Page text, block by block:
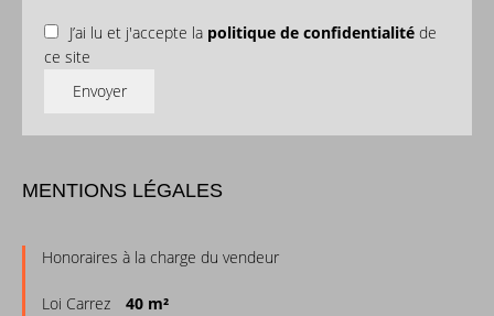
J’ai lu et j'accepte la politique de confidentialité de
ce site
Envoyer
MENTIONS LÉGALES
Honoraires à la charge du vendeur
Loi Carrez 40 m²